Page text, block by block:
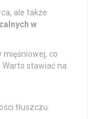
ale także
w
mięśniowej, co
stawiać na:
tłuszczu.